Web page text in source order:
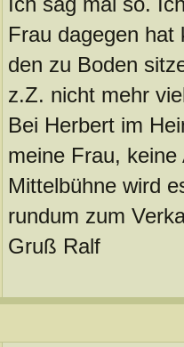
Frau dagegen hat
den zu Boden
z.Z. nicht mehr
Bei Herbert im
meine Frau,
Mittelbühne wird
rundum zum
Gruß Ralf